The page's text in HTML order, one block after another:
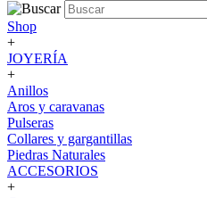
Shop
+
JOYERÍA
+
Anillos
Aros y caravanas
Pulseras
Collares y gargantillas
Piedras Naturales
ACCESORIOS
+